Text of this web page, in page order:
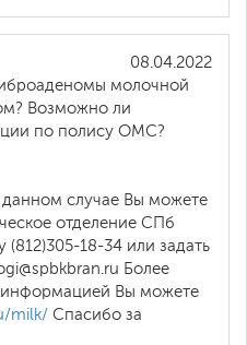
08.04.2022
молочной
Возможно ли
по полису ОМС?
случае Вы можете
отделение СПб
18-34 или задать
Более
информацией Вы можете
milk/ Спасибо за